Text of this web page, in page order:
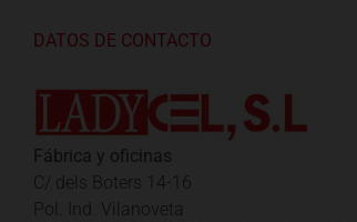
DATOS DE CONTACTO
Fábrica y oficinas
C/ dels Boters 14-16
Pol. Ind. Vilanoveta